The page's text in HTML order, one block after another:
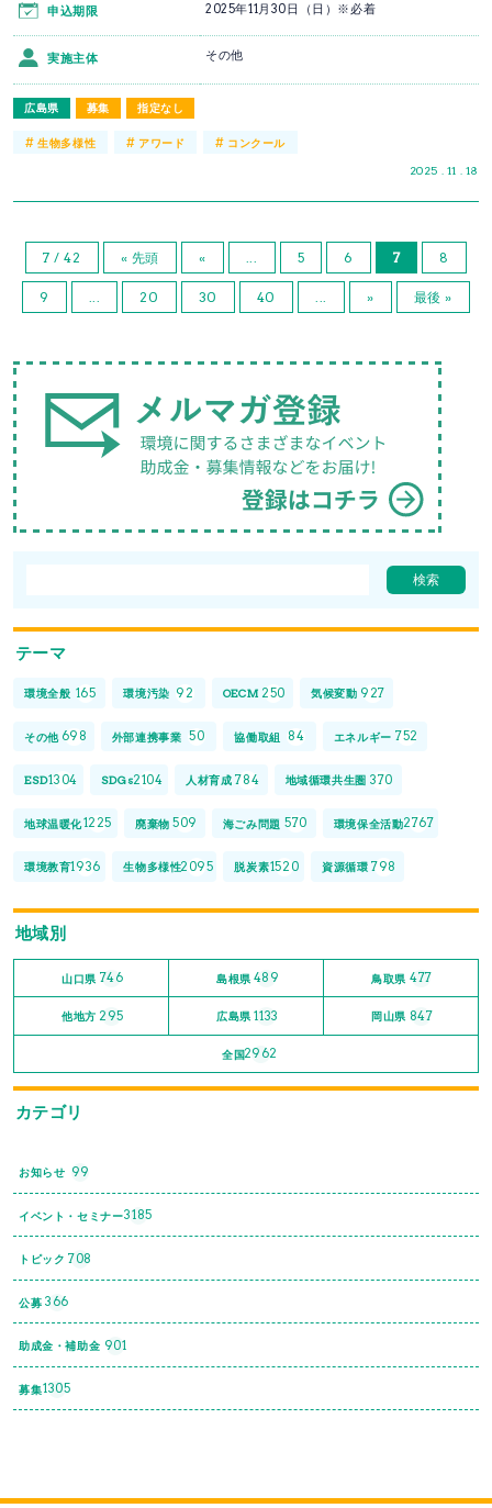
広島県 募集 指定なし
2025 . 11 . 18
申込期限 2025年11月30日（日）※必着
実施主体 その他
#生物多様性 # アワード # コンクール
7 / 42 « 先頭 « ... 5 6 7 8
9 ... 20 30 40 ... » 最後 »
テーマ
環境全般 165 環境汚染 92 OECM 250 気候変動 927
その他 698 外部連携事業 50 協働取組 84 エネルギー 752
ESD1304 SDGs2104 人材育成 784 地域循環共生圏 370
地球温暖化1225 廃棄物 509 海ごみ問題 570 環境保全活動2767
環境教育1936 生物多様性2095 脱炭素1520 資源循環 798
地域別
山口県 746 島根県 489 鳥取県 477
他地方 295 広島県 1133 岡山県 847
全国2962
カテゴリ
お知らせ 99
イベント・セミナー3185
トピック 708
公募 366
助成金・補助金 901
募集1305